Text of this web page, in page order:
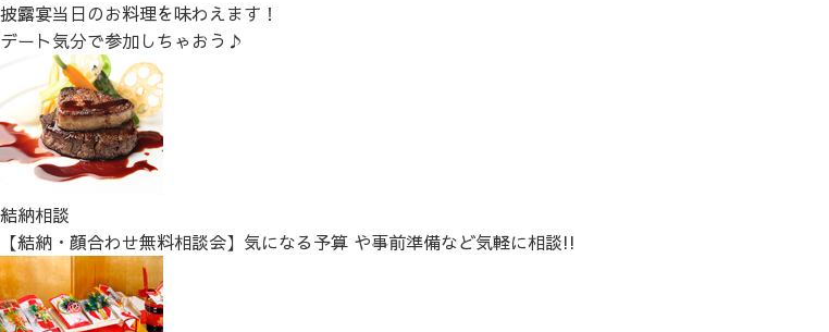
披露宴当日のお料理を味わえます！
デート気分で参加しちゃおう♪
結納相談
【結納・顔合わせ無料相談会】気になる予算 や事前準備など気軽に相談!!